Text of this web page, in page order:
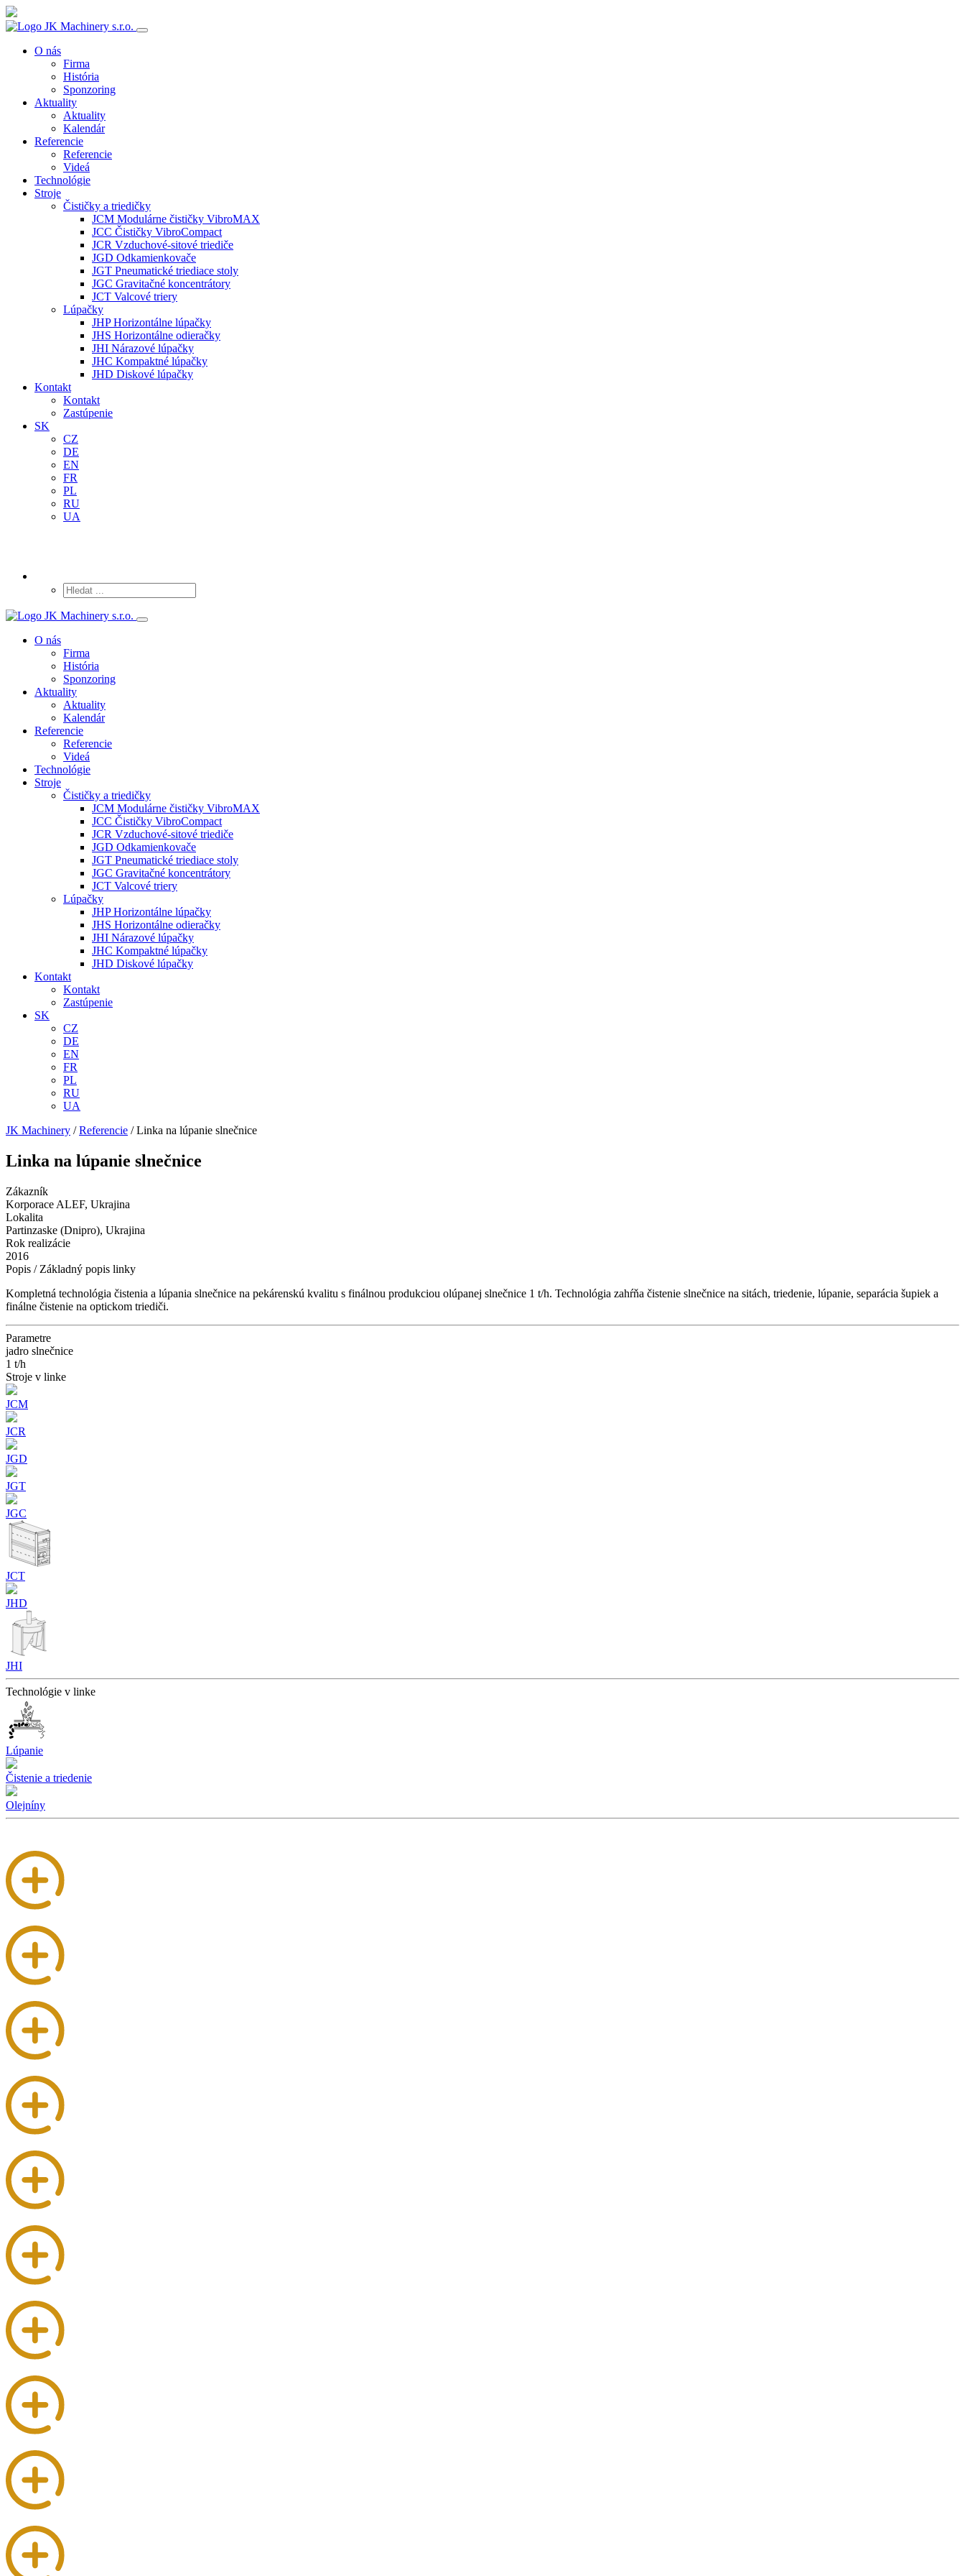
O nás
Firma
História
Sponzoring
Aktuality
Aktuality
Kalendár
Referencie
Referencie
Videá
Technológie
Stroje
Čističky a triedičky
JCM Modulárne čističky VibroMAX
JCC Čističky VibroCompact
JCR Vzduchové-sitové triediče
JGD Odkamienkovače
JGT Pneumatické triediace stoly
JGC Gravitačné koncentrátory
JCT Valcové triery
Lúpačky
JHP Horizontálne lúpačky
JHS Horizontálne odieračky
JHI Nárazové lúpačky
JHC Kompaktné lúpačky
JHD Diskové lúpačky
Kontakt
Kontakt
Zastúpenie
SK
CZ
DE
EN
FR
PL
RU
UA
O nás
Firma
História
Sponzoring
Aktuality
Aktuality
Kalendár
Referencie
Referencie
Videá
Technológie
Stroje
Čističky a triedičky
JCM Modulárne čističky VibroMAX
JCC Čističky VibroCompact
JCR Vzduchové-sitové triediče
JGD Odkamienkovače
JGT Pneumatické triediace stoly
JGC Gravitačné koncentrátory
JCT Valcové triery
Lúpačky
JHP Horizontálne lúpačky
JHS Horizontálne odieračky
JHI Nárazové lúpačky
JHC Kompaktné lúpačky
JHD Diskové lúpačky
Kontakt
Kontakt
Zastúpenie
SK
CZ
DE
EN
FR
PL
RU
UA
JK Machinery /Referencie /Linka na lúpanie slnečnice
Linka na lúpanie slnečnice
Zákazník
Korporace ALEF, Ukrajina
Lokalita
Partinzaske (Dnipro), Ukrajina
Rok realizácie
2016
Popis / Základný popis linky
Kompletná technológia čistenia a lúpania slnečnice na pekárenskú kvalitu s finálnou produkciou olúpanej slnečnice 1 t/h. Technológia zahŕňa čistenie slnečnice na sitách, triedenie, lúpanie, separácia šupiek a
finálne čistenie na optickom triediči.
Parametre
jadro slnečnice
1 t/h
Stroje v linke
JCM
JCR
JGD
JGT
JGC
JCT
JHD
JHI
Technológie v linke
Lúpanie
Čistenie a triedenie
Olejníny